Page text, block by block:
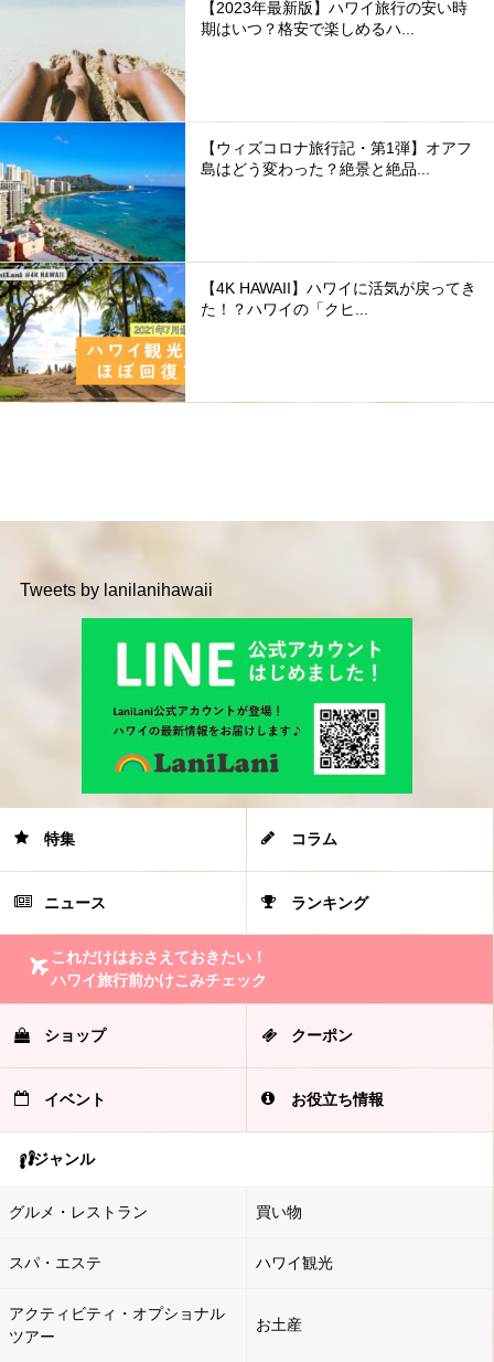
【2023年最新版】ハワイ旅行の安い時
期はいつ？格安で楽しめるハ...
【ウィズコロナ旅行記・第1弾】オアフ
島はどう変わった？絶景と絶品...
【4K HAWAII】ハワイに活気が戻ってき
た！？ハワイの「クヒ...
Tweets by lanilanihawaii
特集 コラム
ニュース ランキング
これだけはおさえておきたい！
ハワイ旅行前かけこみチェック
ショップ クーポン
イベント お役立ち情報
ジャンル
グルメ・レストラン 買い物
スパ・エステ ハワイ観光
アクティビティ・オプショナル
ツアー
お土産